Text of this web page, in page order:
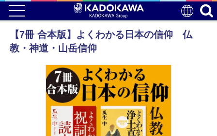
【7冊 合本版】よくわかる日本の信仰 仏
教・神道・山岳信仰